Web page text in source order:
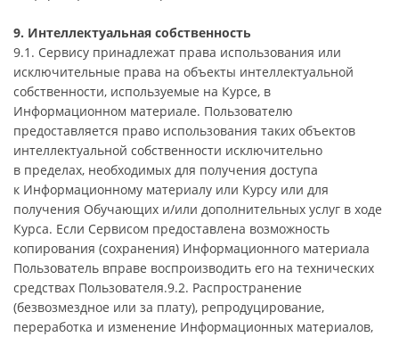
9. Интеллектуальная собственность
9.1. Сервису принадлежат права использования или
исключительные права на объекты интеллектуальной
собственности, используемые на Курсе, в
Информационном материале. Пользователю
предоставляется право использования таких объектов
интеллектуальной собственности исключительно
в пределах, необходимых для получения доступа
к Информационному материалу или Курсу или для
получения Обучающих и/или дополнительных услуг в ходе
Курса. Если Сервисом предоставлена возможность
копирования (сохранения) Информационного материала
Пользователь вправе воспроизводить его на технических
средствах Пользователя.9.2. Распространение
(безвозмездное или за плату), репродуцирование,
переработка и изменение Информационных материалов,